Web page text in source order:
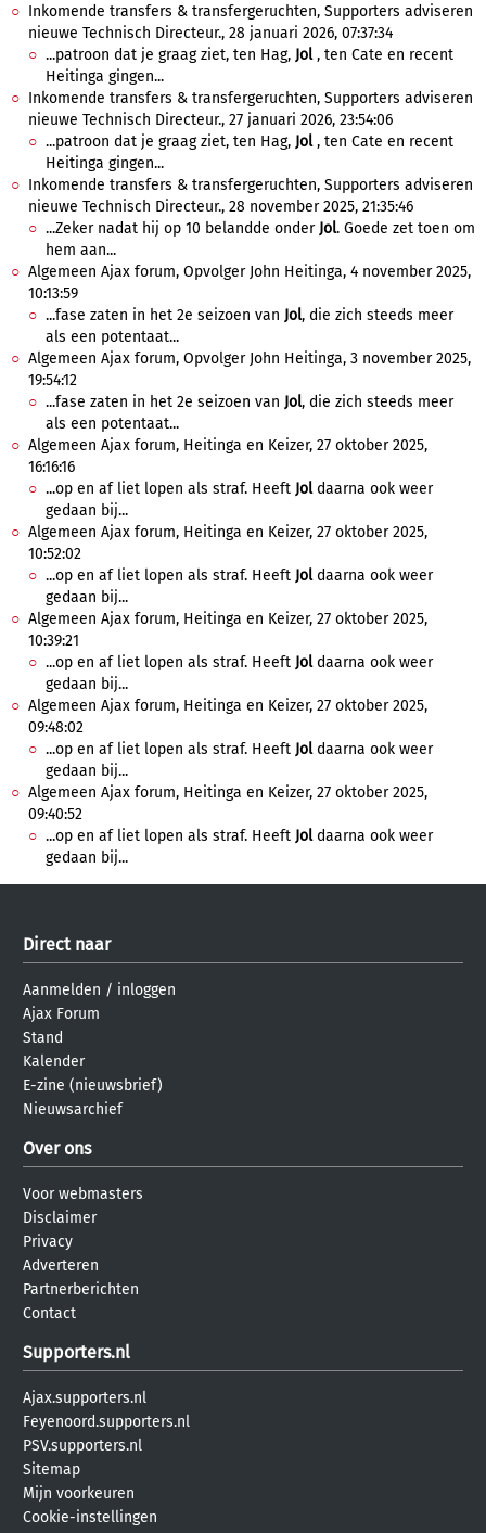
Inkomende transfers & transfergeruchten, Supporters adviseren
nieuwe Technisch Directeur., 28 januari 2026, 07:37:34
...patroon dat je graag ziet, ten Hag, Jol, ten Cate en recent
Heitinga gingen...
Inkomende transfers & transfergeruchten, Supporters adviseren
nieuwe Technisch Directeur., 27 januari 2026, 23:54:06
...patroon dat je graag ziet, ten Hag, Jol, ten Cate en recent
Heitinga gingen...
Inkomende transfers & transfergeruchten, Supporters adviseren
nieuwe Technisch Directeur., 28 november 2025, 21:35:46
...Zeker nadat hij op 10 belandde onder Jol. Goede zet toen om
hem aan...
Algemeen Ajax forum, Opvolger John Heitinga, 4 november 2025,
10:13:59
...fase zaten in het 2e seizoen van Jol, die zich steeds meer
als een potentaat...
Algemeen Ajax forum, Opvolger John Heitinga, 3 november 2025,
19:54:12
...fase zaten in het 2e seizoen van Jol, die zich steeds meer
als een potentaat...
Algemeen Ajax forum, Heitinga en Keizer, 27 oktober 2025,
16:16:16
...op en af liet lopen als straf. Heeft Joldaarna ook weer
gedaan bij...
Algemeen Ajax forum, Heitinga en Keizer, 27 oktober 2025,
10:52:02
...op en af liet lopen als straf. Heeft Joldaarna ook weer
gedaan bij...
Algemeen Ajax forum, Heitinga en Keizer, 27 oktober 2025,
10:39:21
...op en af liet lopen als straf. Heeft Joldaarna ook weer
gedaan bij...
Algemeen Ajax forum, Heitinga en Keizer, 27 oktober 2025,
09:48:02
...op en af liet lopen als straf. Heeft Joldaarna ook weer
gedaan bij...
Algemeen Ajax forum, Heitinga en Keizer, 27 oktober 2025,
09:40:52
...op en af liet lopen als straf. Heeft Joldaarna ook weer
gedaan bij...
Direct naar
Aanmelden / inloggen
Ajax Forum
Stand
Kalender
E-zine (nieuwsbrief)
Nieuwsarchief
Over ons
Voor webmasters
Disclaimer
Privacy
Adverteren
Partnerberichten
Contact
Supporters.nl
Ajax.supporters.nl
Feyenoord.supporters.nl
PSV.supporters.nl
Sitemap
Mijn voorkeuren
Cookie-instellingen